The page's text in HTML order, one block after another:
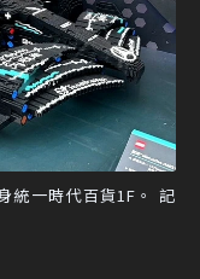
統一時代百貨1F。 記